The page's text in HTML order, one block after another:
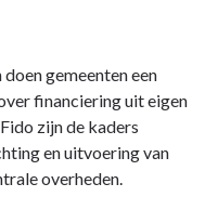
gemeenten een
financiering uit eigen
zijn de kaders
en uitvoering van
overheden.